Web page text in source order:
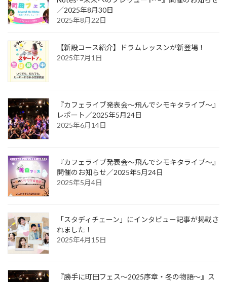
／2025年8月30日
2025年8月22日
【新設コース紹介】ドラムレッスンが新登場！
2025年7月1日
『カフェライブ発表会〜飛んでシモキタライブ〜』
レポート／2025年5月24日
2025年6月14日
『カフェライブ発表会〜飛んでシモキタライブ〜』
開催のお知らせ／2025年5月24日
2025年5月4日
「スタディチェーン」にインタビュー記事が掲載さ
れました！
2025年4月15日
『勝手に町田フェス〜2025序章・冬の物語〜』ス